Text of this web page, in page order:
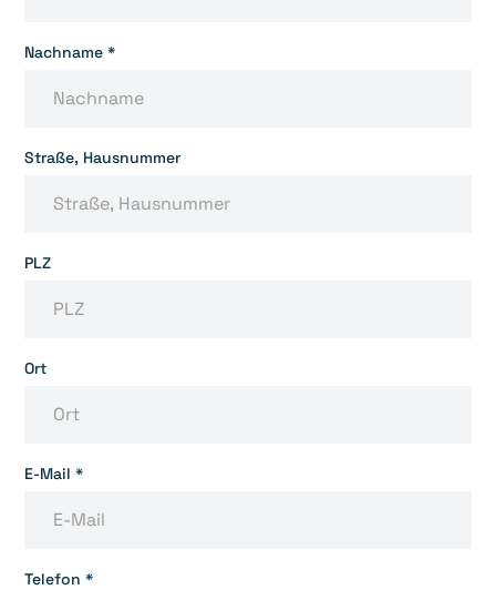
Nachname *
Straße, Hausnummer
PLZ
Ort
E-Mail *
Telefon *